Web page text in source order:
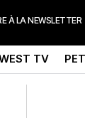
À LA NEWSLETTER
TV